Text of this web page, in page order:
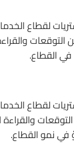
لقطاع
القطاع.
لقطاع
في نمو القطاع.